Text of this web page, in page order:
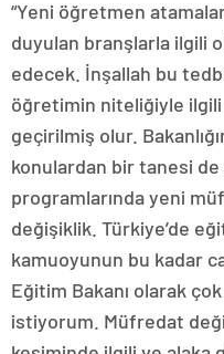
“Yeni öğretmen
duyulan branşlarla ilgili
edecek. İnşallah bu
öğretimin niteliğiyle
geçirilmiş olur.
konulardan bir tanesi
programlarında yeni
değişiklik. Türkiye’de
kamuoyunun bu kadar
Eğitim Bakanı olarak
istiyorum. Müfredat